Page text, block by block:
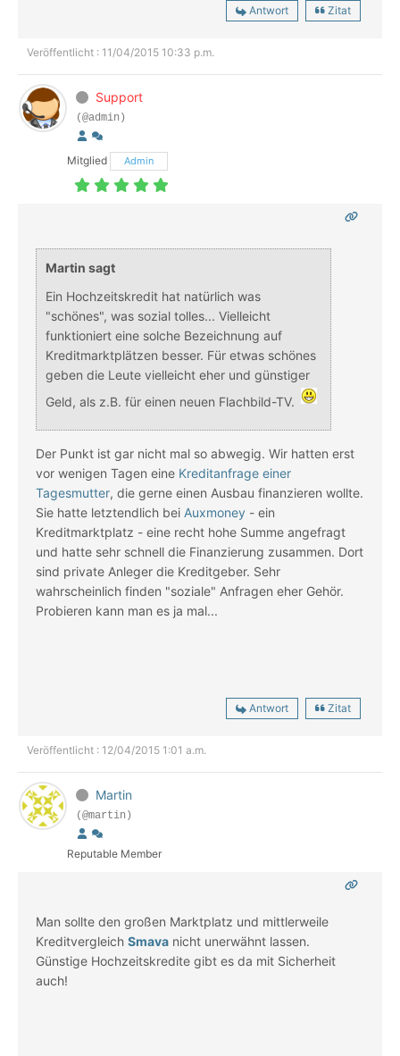
Antwort Zitat
Veröffentlicht : 11/04/2015 10:33 p.m.
Support
(@admin)
Mitglied Admin
Martin sagt
Ein Hochzeitskredit hat natürlich was
"schönes", was sozial tolles... Vielleicht
funktioniert eine solche Bezeichnung auf
Kreditmarktplätzen besser. Für etwas schönes
geben die Leute vielleicht eher und günstiger
Geld, als z.B. für einen neuen Flachbild-TV.
Der Punkt ist gar nicht mal so abwegig. Wir hatten erst
vor wenigen Tagen eine Kreditanfrage einer
Tagesmutter, die gerne einen Ausbau finanzieren wollte.
Sie hatte letztendlich bei Auxmoney - ein
Kreditmarktplatz - eine recht hohe Summe angefragt
und hatte sehr schnell die Finanzierung zusammen. Dort
sind private Anleger die Kreditgeber. Sehr
wahrscheinlich finden "soziale" Anfragen eher Gehör.
Probieren kann man es ja mal...
Antwort Zitat
Veröffentlicht : 12/04/2015 1:01 a.m.
Martin
(@martin)
Reputable Member
Man sollte den großen Marktplatz und mittlerweile
Kreditvergleich Smava nicht unerwähnt lassen.
Günstige Hochzeitskredite gibt es da mit Sicherheit
auch!